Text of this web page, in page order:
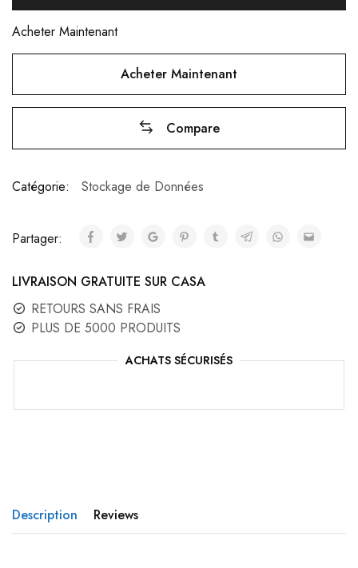
Acheter Maintenant
Acheter Maintenant
Compare
Catégorie: Stockage de Données
Partager:
LIVRAISON GRATUITE SUR CASA
RETOURS SANS FRAIS
PLUS DE 5000 PRODUITS
ACHATS SÉCURISÉS
Description Reviews